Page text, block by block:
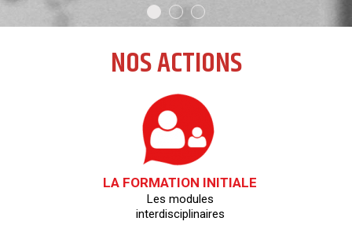
NOS ACTIONS
LA FORMATION INITIALE
Les modules
interdisciplinaires